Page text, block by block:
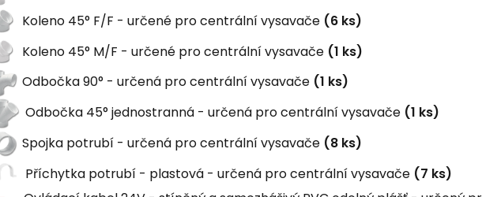
Koleno 45° F/F - určené pro centrální vysavače (6 ks)
Koleno 45° M/F - určené pro centrální vysavače (1 ks)
Odbočka 90° - určená pro centrální vysavače (1 ks)
Odbočka 45° jednostranná - určená pro centrální vysavače (1 ks)
Spojka potrubí - určená pro centrální vysavače(8 ks)
Příchytka potrubí - plastová - určená pro centrální vysavače(7 ks)